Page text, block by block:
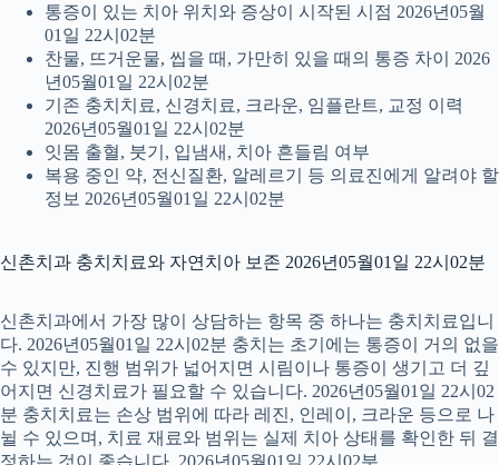
통증이 있는 치아 위치와 증상이 시작된 시점 2026년05월
01일 22시02분
찬물, 뜨거운물, 씹을 때, 가만히 있을 때의 통증 차이 2026
년05월01일 22시02분
기존 충치치료, 신경치료, 크라운, 임플란트, 교정 이력
2026년05월01일 22시02분
잇몸 출혈, 붓기, 입냄새, 치아 흔들림 여부
복용 중인 약, 전신질환, 알레르기 등 의료진에게 알려야 할
정보 2026년05월01일 22시02분
신촌치과 충치치료와 자연치아 보존 2026년05월01일 22시02분
신촌치과에서 가장 많이 상담하는 항목 중 하나는 충치치료입니
다. 2026년05월01일 22시02분 충치는 초기에는 통증이 거의 없을
수 있지만, 진행 범위가 넓어지면 시림이나 통증이 생기고 더 깊
어지면 신경치료가 필요할 수 있습니다. 2026년05월01일 22시02
분 충치치료는 손상 범위에 따라 레진, 인레이, 크라운 등으로 나
뉠 수 있으며, 치료 재료와 범위는 실제 치아 상태를 확인한 뒤 결